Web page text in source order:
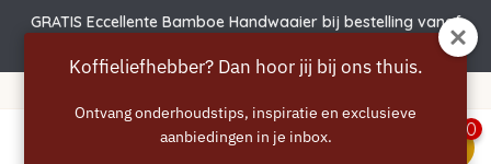
GRATIS Eccellente Bamboe Handwaaier bij bestelling vanaf
0
Koffieliefhebber? Dan hoor jij bij ons thuis.
Ontvang onderhoudstips, inspiratie en exclusieve
aanbiedingen in je inbox.